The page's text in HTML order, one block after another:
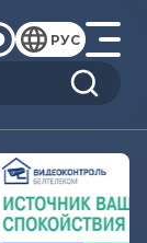
РУС